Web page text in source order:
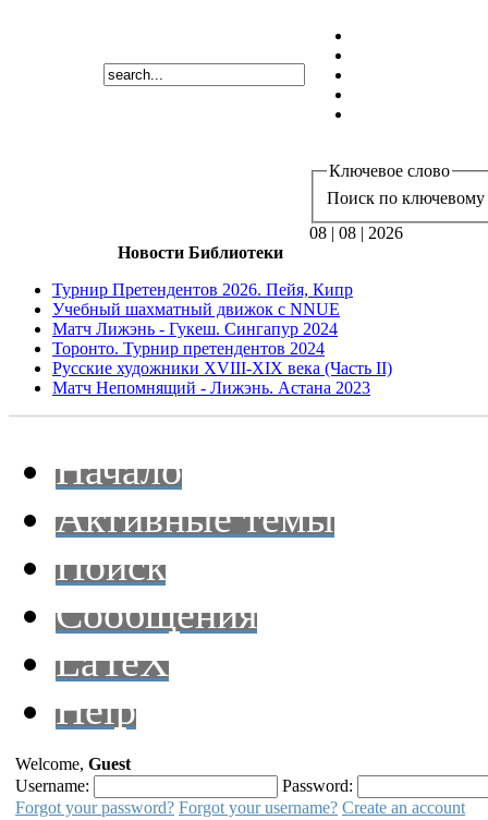
Ключевое слово
Поиск по ключевому
08 | 08 | 2026
Новости Библиотеки
Турнир Претендентов 2026. Пейя, Кипр
Учебный шахматный движок с NNUE
Матч Лижэнь - Гукеш. Сингапур 2024
Торонто. Турнир претендентов 2024
Русские художники XVIII-XIX века (Часть II)
Матч Непомнящий - Лижэнь. Астана 2023
Начало
Активные темы
Поиск
Сообщения
LaTeX
Help
Welcome, Guest
Username:
Password:
Forgot your password? Forgot your username? Create an account